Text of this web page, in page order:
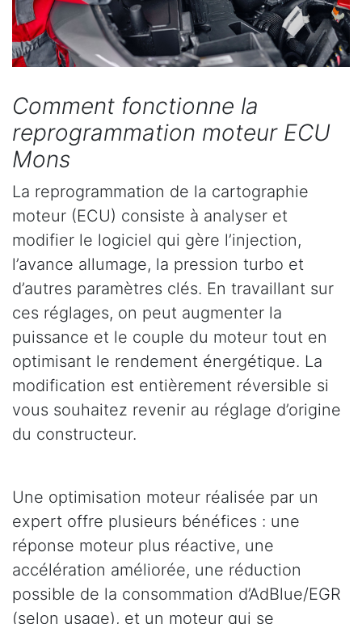
Comment fonctionne la
reprogrammation moteur ECU
Mons
La reprogrammation de la cartographie
moteur (ECU) consiste à analyser et
modifier le logiciel qui gère l’injection,
l’avance allumage, la pression turbo et
d’autres paramètres clés. En travaillant sur
ces réglages, on peut augmenter la
puissance et le couple du moteur tout en
optimisant le rendement énergétique. La
modification est entièrement réversible si
vous souhaitez revenir au réglage d’origine
du constructeur.
Une optimisation moteur réalisée par un
expert offre plusieurs bénéfices : une
réponse moteur plus réactive, une
accélération améliorée, une réduction
possible de la consommation d’AdBlue/EGR
(selon usage), et un moteur qui se